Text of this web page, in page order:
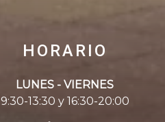
HORARIO
LUNES - VIERNES
9:30-13:30 y 16:30-20:00